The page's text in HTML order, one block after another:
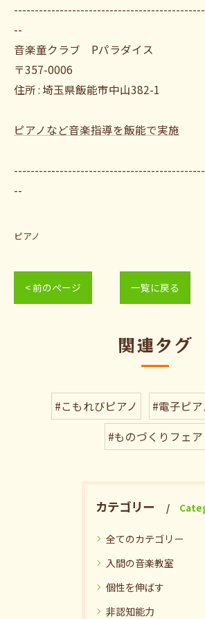
--
音楽童クラブ Pパラダイス
〒357-0006
住所 : 埼玉県飯能市中山382-1
ピアノなど音楽指導を飯能で実施
--
ピアノ
< 前のページ 一覧に戻る
関連タグ
#こもれびピアノ #電子ピア
#ものづくりフェア
カテゴリー
全てのカテゴリー
入間の音楽教室
個性を伸ばす
非認知能力